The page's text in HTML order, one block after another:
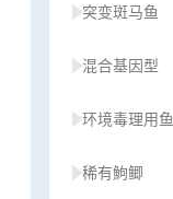
突变斑马鱼
混合基因型
环境毒理用鱼
稀有鮈鲫